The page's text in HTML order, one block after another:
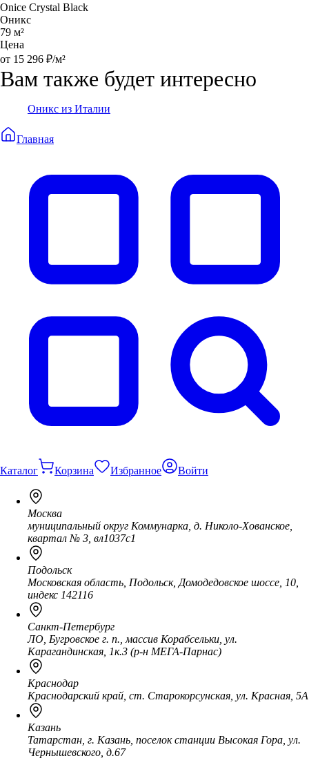
Onice Crystal Black
Оникс
79 м²
Цена
от 15 296 ₽/м²
Вам также будет интересно
Оникс из Италии
Главная
Каталог Корзина Избранное Войти
Москва
муниципальный округ Коммунарка, д. Николо-Хованское,
квартал № 3, вл1037с1
Подольск
Московская область, Подольск, Домодедовское шоссе, 10,
индекс 142116
Санкт-Петербург
ЛО, Бугровское г. п., массив Корабсельки, ул.
Карагандинская, 1к.3 (р-н МЕГА-Парнас)
Краснодар
Краснодарский край, ст. Старокорсунская, ул. Красная, 5А
Казань
Татарстан, г. Казань, поселок станции Высокая Гора, ул.
Чернышевского, д.67